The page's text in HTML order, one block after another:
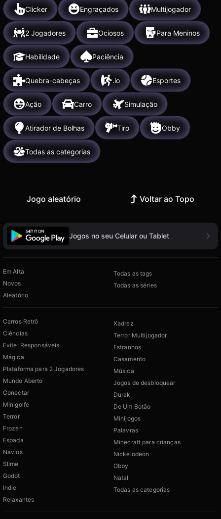
Clicker Engraçados Multijogador
2 Jogadores Ociosos Para Meninos
Habilidade Paciência
Quebra-cabeças .io Esportes
Ação Carro Simulação
Atirador de Bolhas Tiro Obby
Todas as categorias
Jogo aleatório Voltar ao Topo
Jogos no seu Celular ou Tablet
Em Alta
Novos
Aleatório
Todas as tags
Todas as séries
Carros Retrô
Ciências
Evite: Responsáveis
Mágica
Plataforma para 2 Jogadores
Mundo Aberto
Conectar
Minigolfe
Terror
Frozen
Espada
Navios
Slime
Godot
Indie
Relaxantes
Xadrez
Terror Multijogador
Estranhos
Casamento
Música
Jogos de desbloquear
Durak
De Um Botão
Minijogos
Palavras
Minecraft para crianças
Nickelodeon
Obby
Natal
Todas as categorias